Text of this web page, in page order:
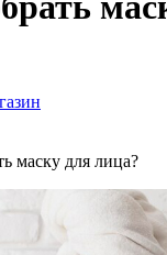
маску для лица?